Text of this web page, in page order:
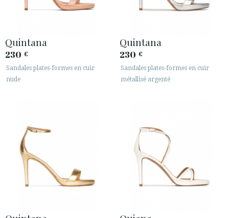
Quintana
230 €
Sandales plates-formes en cuir
nude
Quintana
230 €
Sandales plates-formes en cuir
métallisé argenté